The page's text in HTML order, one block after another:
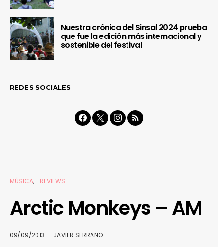
Nuestra crónica del Sinsal 2024 prueba
que fue la edición más internacional y
sostenible del festival
REDES SOCIALES
MÚSICA REVIEWS
Arctic Monkeys – AM
09/09/2013 JAVIER SERRANO